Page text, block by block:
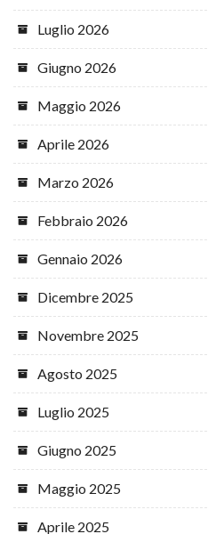
Luglio 2026
Giugno 2026
Maggio 2026
Aprile 2026
Marzo 2026
Febbraio 2026
Gennaio 2026
Dicembre 2025
Novembre 2025
Agosto 2025
Luglio 2025
Giugno 2025
Maggio 2025
Aprile 2025